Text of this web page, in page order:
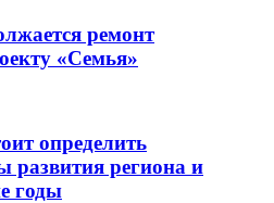
ремонт
«Семья»
определить
развития региона и
годы